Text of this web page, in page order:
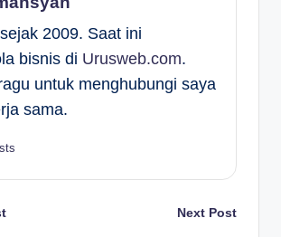
2009. Saat ini
bisnis di Urusweb.com.
untuk menghubungi saya
sama.
Next Post